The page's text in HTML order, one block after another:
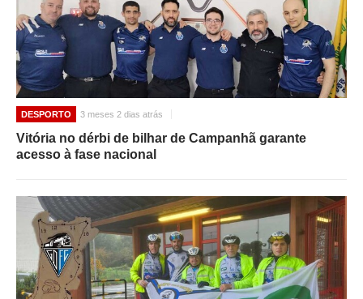
DESPORTO 3 meses 2 dias atrás
Vitória no dérbi de bilhar de Campanhã garante
acesso à fase nacional